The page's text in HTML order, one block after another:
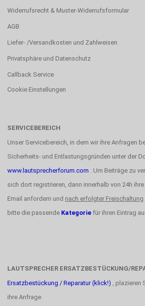
Widerrufsrecht & Muster-Widerrufsformular
AGB
Liefer- /Versandkosten und Zahlweisen
Privatsphäre und Datenschutz
Callback Service
Cookie Einstellungen
SERVICEBEREICH
Unser Servicebereich, in dem wir ihre Anfragen
Sicherheits- und Entlastungsgründen unter der
www.lautsprecherforum.com . Um Beiträge zu
sich dort registrieren, dann innerhalb von 24h
Email anfordern und nach erfolgter Freischaltung
bitte die passende Kategorie für ihren Eintrag
LAUTSPRECHER ERSATZBESTÜCKUNG/
Ersatzbestückung / Reparatur (klick!) , plazieren
ihre Anfrage